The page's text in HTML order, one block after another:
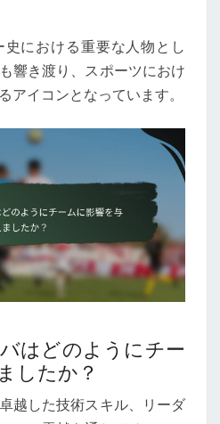
における重要な人物とし
響き渡り、スポーツにおけ
アイコンとなっています。
はどのようにチー
したか？
越した技術スキル、リーダ